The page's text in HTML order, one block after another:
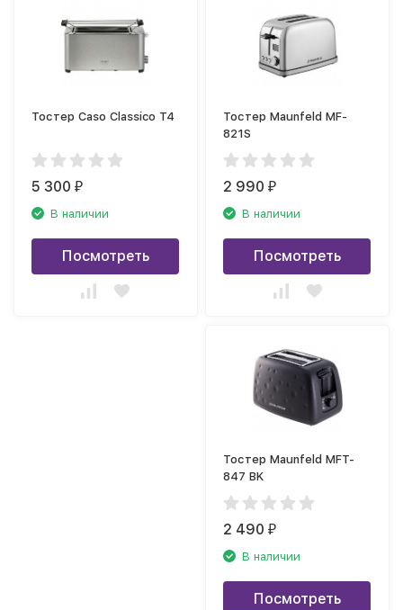
Тостер Caso Classico T4
5 300₽
В наличии
Посмотреть
Тостер Maunfeld MF-
821S
2 990₽
В наличии
Посмотреть
Тостер Maunfeld MFT-
847 BK
2 490₽
В наличии
Посмотреть